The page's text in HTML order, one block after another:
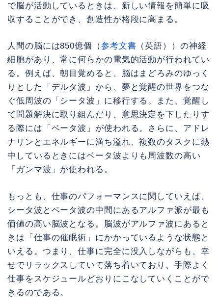
で脳が活動しているときは、新しい情報を簡単に吸
収することができ、創造性が格段に高まる。
人間の脳には850億個（参考文書 （英語））の神経
細胞があり、常に何らかの電気的活動が行われてい
る。例えば、朝目覚めると、脳はまどろみのゆっく
りとした「デルタ波」から、夢と覚醒の世界をつな
ぐ低周波の「シータ波」に移行する。また、覚醒し
て問題解決に取り組んだり、意思決定を下したりす
る際には「ベータ波」が使われる。さらに、アドレ
ナリンとエネルギーに満ち溢れ、複数のタスクに熱
中しているときにはベータ波よりも周波数の高い
「ガンマ波」が使われる。
もっとも、仕事のパフォーマンスに関していえば、
シータ波とベータ波の中間にあるアルファ派が最も
価値の高い脳波となる。脳波がアルファ波にあると
きは「仕事の催眠術」にかかっているような状態と
いえる。つまり、仕事に完全に没入しながらも、幸
せでリラックスしていて落ち着いており、手際よく
仕事をスケジュールどおりにこなしていくことがで
きるのである。